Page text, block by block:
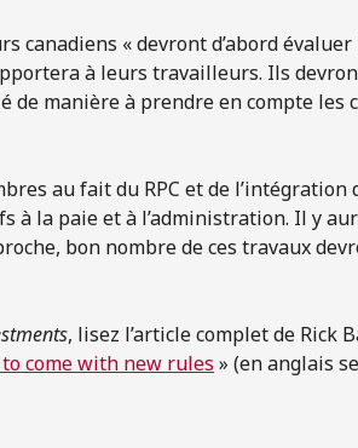
canadiens « devront d’abord
à leurs travailleurs. Ils
manière à prendre en compte les
au fait du RPC et de l’intégration
à la paie et à l’administration. Il y
bon nombre de ces travaux
, lisez l’article complet de Rick
come with new rules » (en anglais